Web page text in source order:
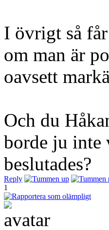
I övrigt så
om man är
oavsett
Och du
borde ju inte
beslutades?
Reply
1